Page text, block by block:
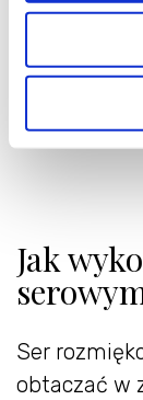
Jak
Ser
obtaczać w